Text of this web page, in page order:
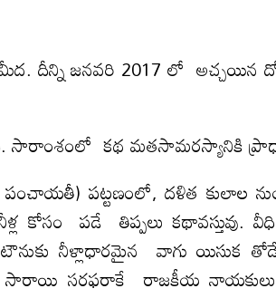
దీన్ని జనవరి 2017 లో అచ్చయిన
సారాంశంలో కథ మతసామరస్యానికి
పట్టణంలో, దళిత కులాల
కోసం పడే తిప్పలు
టౌనుకు నీళ్లాధారమైన వాగు యిసుక
సరఫరాకే రాజకీయ నాయకులు,